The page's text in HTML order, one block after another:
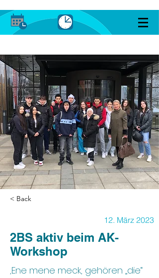
< Back
12. März 2023
2BS aktiv beim AK-
Workshop
‚Ene mene meck, gehören „die“